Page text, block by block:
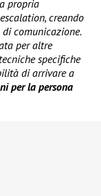
propria
creando
comunicazione.
per altre
specifiche
di arrivare a
per la persona